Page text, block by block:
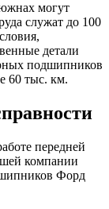
могут
служат до 100
детали
подшипников
60 тыс. км.
передней
компании
Форд